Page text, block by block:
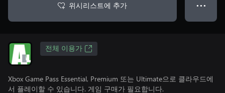
위시리스트에 추가 ● ● ●
전체 이용가
Xbox Game Pass Essential, Premium 또는 Ultimate으로 클라우드에
서 플레이할 수 있습니다. 게임 구매가 필요합니다.